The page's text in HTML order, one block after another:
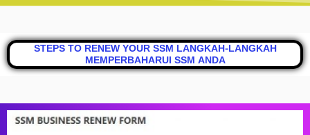
STEPS TO RENEW YOUR SSM LANGKAH-LANGKAH
MEMPERBAHARUI SSM ANDA